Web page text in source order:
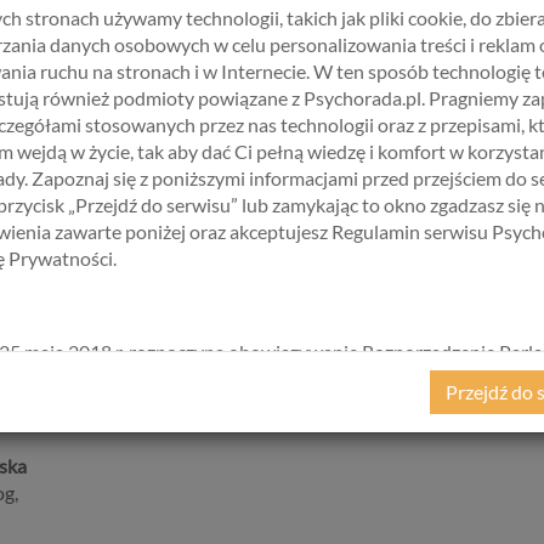
Psychoprofilaktyk, dla dorosłych i młodzieży
uzyskała w Uniwersytecie SWPS w Sopocie,
klinicznej człowieka dorosłego. Jest członkiem
m.in. w Wojewódzkim Szpitalu Psychiatrycznym w
Rzecz Osób z Kryzysami Psychicznymi “Przyjazna Dłoń” w
Kryzysowej, Polish Psychologists' Association w Londynie.
starając się dostosować je do potrzeb klienta.
Poznawczo Behawioralną, Terapię Simontonowską i
stronach używamy technologii, takich jak pliki cookie, do
danych osobowych w celu personalizowania treści i reklam
ruchu na stronach i w Internecie. W ten sposób technologię
również podmioty powiązane z Psychorada.pl. Pragniemy
stosowanych przez nas technologii oraz z przepisami,
wejdą w życie, tak aby dać Ci pełną wiedzę i komfort w
Zapoznaj się z poniższymi informacjami przed przejściem do
„Przejdź do serwisu” lub zamykając to okno zgadzasz się
zawarte poniżej oraz akceptujesz Regulamin serwisu
Prywatności.
maja 2018 r. rozpoczyna obowiązywanie Rozporządzenie
i Rady (UE) 2016/679 z dnia 27 kwietnia 2016 r. w sprawie
w związku z przetwarzaniem danych osobowych i w
przepływu takich danych oraz uchylenia dyrektywy 95/46/
popularnie jako „RODO”). RODO obowiązywać będzie w
wszystkich krajach Unii Europejskiej, a więc także w Polsce i
szereg zmian w zasadach regulujących przetwarzanie danych
które będą miały wpływ na wiele dziedzin życia, w tym na
Przejdź do